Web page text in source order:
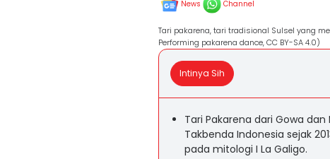
News Channel
Tari pakarena, tari tradisional Sulsel yang
Performing pakarena dance, CC BY-SA 4.0)
Intinya Sih
Tari Pakarena dari Gowa
Takbenda Indonesia sejak
pada mitologi I La Galigo.